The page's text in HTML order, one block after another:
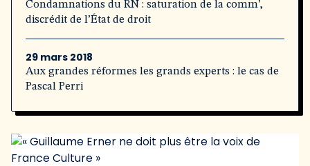
Condamnations du RN : saturation de la comm’,
discrédit de l’État de droit
29 mars 2018
Aux grandes réformes les grands experts : le cas de
Pascal Perri